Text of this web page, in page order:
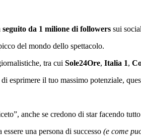
seguito da 1 milione di followers sui
del mondo dello spettacolo.
tra cui Sole24Ore, Italia 1,
esprimere il tuo massimo potenziale,
anche se credono di star facendo
essere una persona di successo (e come